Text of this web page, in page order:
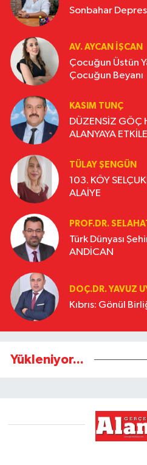
Sonbahar
AV. AYCAN İŞCAN
Çocuğun Üstün
Çocuğun Beyanı
KASIM TUNÇ
DÜZENSİZ GÖÇ
ALANYAYA
TÜLAY ŞENGÜN
103. KÖY
ALAİYE
PROF.DR.
Türk Dünyası
ANDİCAN
DOÇ.DR. YAVUZ
Kıbrıs: Gönül
Yükleniyor...